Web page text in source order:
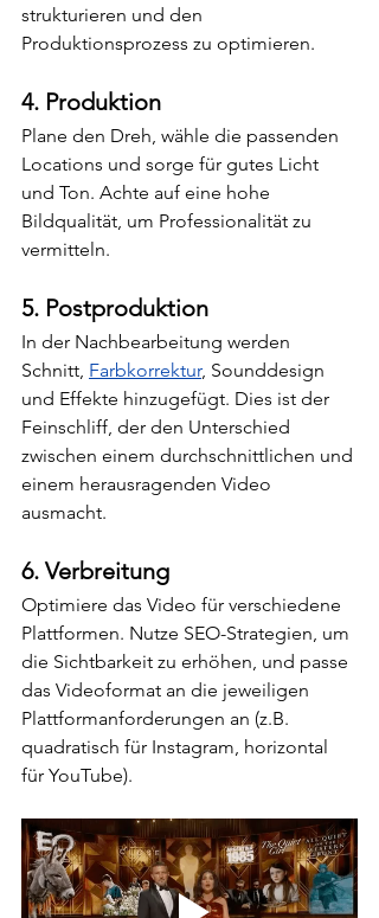
strukturieren und den
Produktionsprozess zu optimieren.
4. Produktion
Plane den Dreh, wähle die passenden
Locations und sorge für gutes Licht
und Ton. Achte auf eine hohe
Bildqualität, um Professionalität zu
vermitteln.
5. Postproduktion
In der Nachbearbeitung werden
Schnitt, Farbkorrektur, Sounddesign
und Effekte hinzugefügt. Dies ist der
Feinschliff, der den Unterschied
zwischen einem durchschnittlichen und
einem herausragenden Video
ausmacht.
6. Verbreitung
Optimiere das Video für verschiedene
Plattformen. Nutze SEO-Strategien, um
die Sichtbarkeit zu erhöhen, und passe
das Videoformat an die jeweiligen
Plattformanforderungen an (z.B.
quadratisch für Instagram, horizontal
für YouTube).